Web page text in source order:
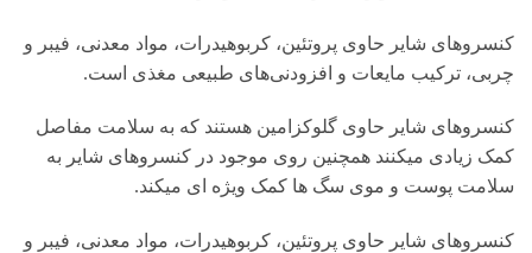
کنسروهای شایر حاوی پروتئین، کربوهیدرات، مواد معدنی، فیبر و
چربی، ترکیب مایعات و افزودنی‌های طبیعی مغذی است.
کنسروهای شایر حاوی گلوکزامین هستند که به سلامت مفاصل
کمک زیادی میکنند همچنین روی موجود در کنسروهای شایر به
سلامت پوست و موی سگ ها کمک ویژه ای میکند.
کنسروهای شایر حاوی پروتئین، کربوهیدرات، مواد معدنی، فیبر و